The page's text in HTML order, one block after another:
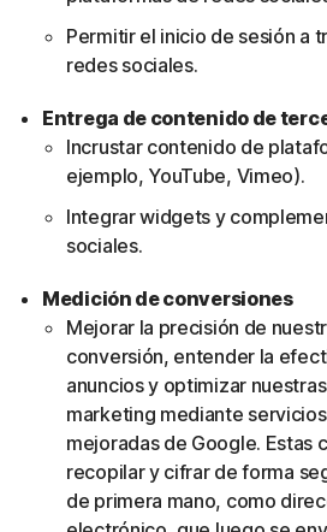
Permitir el inicio de sesión a
redes sociales.
Entrega de contenido de
Incrustar contenido de
ejemplo, YouTube, Vimeo).
Integrar widgets y
sociales.
Medición de conversiones
Mejorar la precisión de
conversión, entender la
anuncios y optimizar
marketing mediante
mejoradas de Google. Estas
recopilar y cifrar de forma
de primera mano, como